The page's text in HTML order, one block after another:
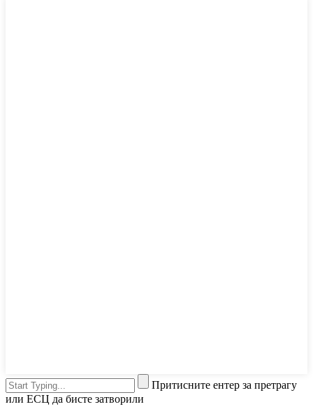
Притисните ентер за претрагу
или ЕСЦ да бисте затворили